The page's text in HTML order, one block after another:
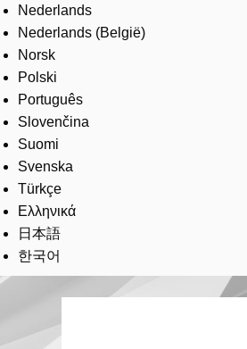
Nederlands
Nederlands (België)
Norsk
Polski
Português
Slovenčina
Suomi
Svenska
Türkçe
Ελληνικά
日本語
한국어